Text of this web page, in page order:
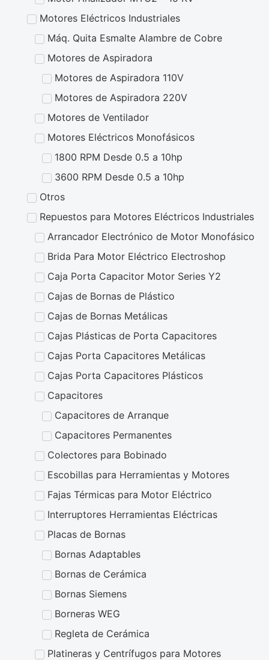
Motores Eléctricos Industriales
Máq. Quita Esmalte Alambre de Cobre
Motores de Aspiradora
Motores de Aspiradora 110V
Motores de Aspiradora 220V
Motores de Ventilador
Motores Eléctricos Monofásicos
1800 RPM Desde 0.5 a 10hp
3600 RPM Desde 0.5 a 10hp
Otros
Repuestos para Motores Eléctricos Industriales
Arrancador Electrónico de Motor Monofásico
Brida Para Motor Eléctrico Electroshop
Caja Porta Capacitor Motor Series Y2
Cajas de Bornas de Plástico
Cajas de Bornas Metálicas
Cajas Plásticas de Porta Capacitores
Cajas Porta Capacitores Metálicas
Cajas Porta Capacitores Plásticos
Capacitores
Capacitores de Arranque
Capacitores Permanentes
Colectores para Bobinado
Escobillas para Herramientas y Motores
Fajas Térmicas para Motor Eléctrico
Interruptores Herramientas Eléctricas
Placas de Bornas
Bornas Adaptables
Bornas de Cerámica
Bornas Siemens
Borneras WEG
Regleta de Cerámica
Platineras y Centrífugos para Motores